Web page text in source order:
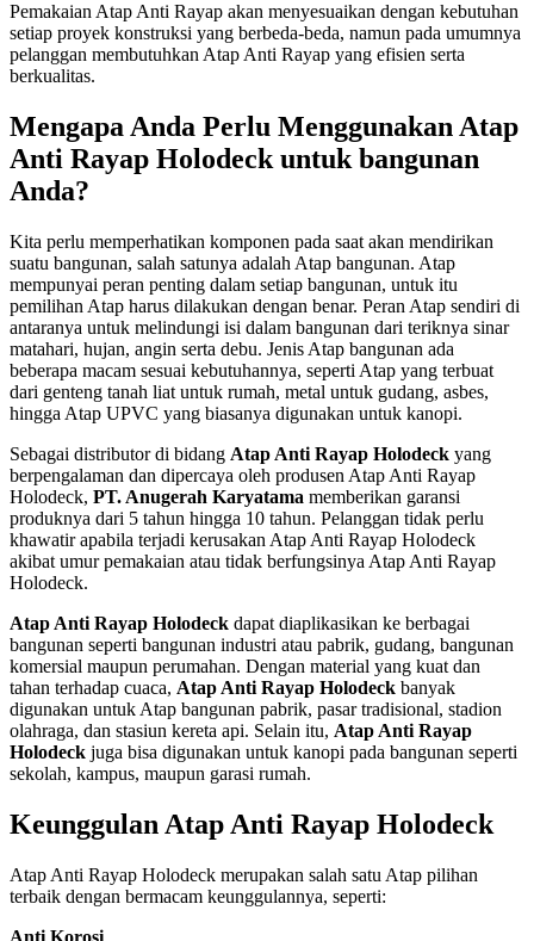
Pemakaian Atap Anti Rayap akan menyesuaikan dengan kebutuhan
setiap proyek konstruksi yang berbeda-beda, namun pada umumnya
pelanggan membutuhkan Atap Anti Rayap yang efisien serta
berkualitas.
Mengapa Anda Perlu Menggunakan Atap
Anti Rayap Holodeck untuk bangunan
Anda?
Kita perlu memperhatikan komponen pada saat akan mendirikan
suatu bangunan, salah satunya adalah Atap bangunan. Atap
mempunyai peran penting dalam setiap bangunan, untuk itu
pemilihan Atap harus dilakukan dengan benar. Peran Atap sendiri di
antaranya untuk melindungi isi dalam bangunan dari teriknya sinar
matahari, hujan, angin serta debu. Jenis Atap bangunan ada
beberapa macam sesuai kebutuhannya, seperti Atap yang terbuat
dari genteng tanah liat untuk rumah, metal untuk gudang, asbes,
hingga Atap UPVC yang biasanya digunakan untuk kanopi.
Sebagai distributor di bidang Atap Anti Rayap Holodeck yang
berpengalaman dan dipercaya oleh produsen Atap Anti Rayap
Holodeck, PT. Anugerah Karyatama memberikan garansi
produknya dari 5 tahun hingga 10 tahun. Pelanggan tidak perlu
khawatir apabila terjadi kerusakan Atap Anti Rayap Holodeck
akibat umur pemakaian atau tidak berfungsinya Atap Anti Rayap
Holodeck.
Atap Anti Rayap Holodeck dapat diaplikasikan ke berbagai
bangunan seperti bangunan industri atau pabrik, gudang, bangunan
komersial maupun perumahan. Dengan material yang kuat dan
tahan terhadap cuaca, Atap Anti Rayap Holodeck banyak
digunakan untuk Atap bangunan pabrik, pasar tradisional, stadion
olahraga, dan stasiun kereta api. Selain itu, Atap Anti Rayap
Holodeck juga bisa digunakan untuk kanopi pada bangunan seperti
sekolah, kampus, maupun garasi rumah.
Keunggulan Atap Anti Rayap Holodeck
Atap Anti Rayap Holodeck merupakan salah satu Atap pilihan
terbaik dengan bermacam keunggulannya, seperti:
Anti Korosi